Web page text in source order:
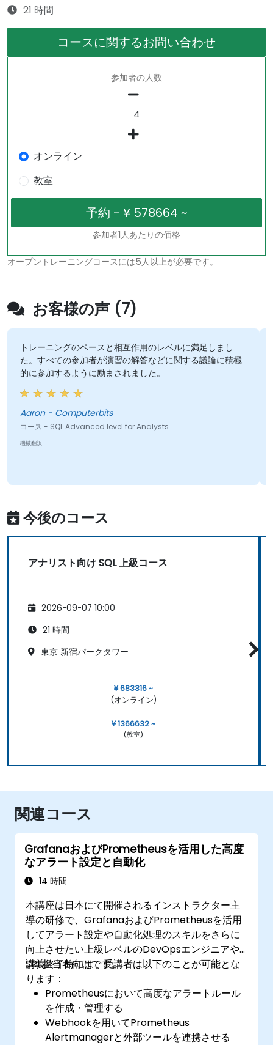
21 時間
コースに関するお問い合わせ
参加者の人数
オンライン
教室
参加者1人あたりの価格
オープントレーニングコースには5人以上が必要です。
お客様の声 (7)
トレーニングのペースと相互作用のレベルに満足しまし
た。すべての参加者が演習の解答などに関する議論に積極
的に参加するように励まされました。
Aaron - Computerbits
コース - SQL Advanced level for Analysts
機械翻訳
今後のコース
アナリスト向け SQL 上級コース
2026-09-07 10:00
21 時間
東京 新宿パークタワー
¥ 683316 ~
(オンライン)
¥ 1366632 ~
(教室)
関連コース
GrafanaおよびPrometheusを活用した高度
なアラート設定と自動化
14 時間
本講座は日本にて開催されるインストラクター主
導の研修で、GrafanaおよびPrometheusを活用
してアラート設定や自動化処理のスキルをさらに
向上させたい上級レベルのDevOpsエンジニアや
SRE担当者向けです。
講義終了時には、受講者は以下のことが可能とな
ります：
Prometheusにおいて高度なアラートルール
を作成・管理する
Webhookを用いてPrometheus
Alertmanagerと外部ツールを連携させる